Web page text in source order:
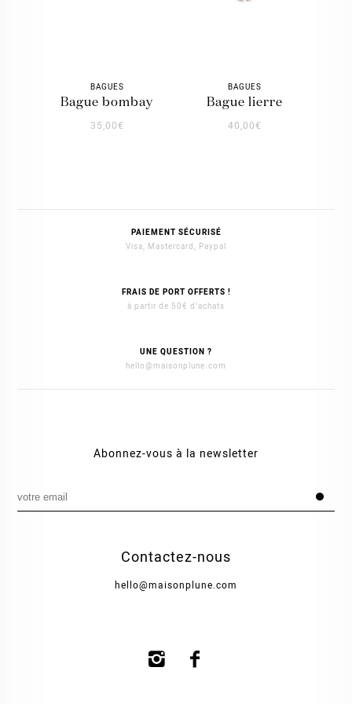
BAGUES
bague bombay
35,00€
BAGUES
bague lierre
40,00€
PAIEMENT SÉCURISÉ
Visa, Mastercard, Paypal
FRAIS DE PORT OFFERTS !
à partir de 50€ d'achats
UNE QUESTION ?
hello@maisonplune.com
Abonnez-vous à la newsletter
Contactez-nous
hello@maisonplune.com